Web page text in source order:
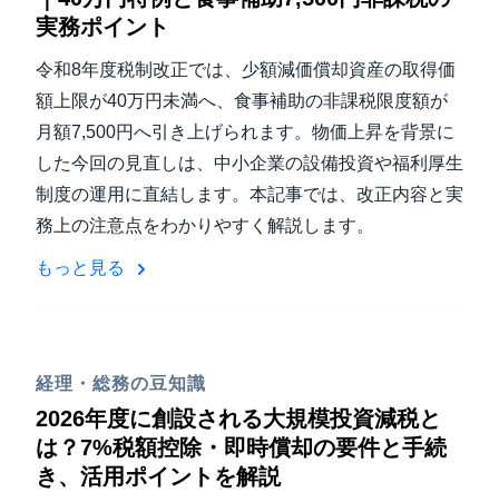
実務ポイント
令和8年度税制改正では、少額減価償却資産の取得価
額上限が40万円未満へ、食事補助の非課税限度額が
月額7,500円へ引き上げられます。物価上昇を背景に
した今回の見直しは、中小企業の設備投資や福利厚生
制度の運用に直結します。本記事では、改正内容と実
務上の注意点をわかりやすく解説します。
もっと見る
経理・総務の豆知識
2026年度に創設される大規模投資減税と
は？7%税額控除・即時償却の要件と手続
き、活用ポイントを解説